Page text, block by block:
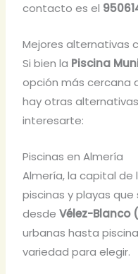
contacto es el
Mejores alternativas
Si bien la Piscina
opción más cercana
hay otras
interesarte:
Piscinas en Almería
Almería, la capital de
piscinas y playas
desdeVélez-Blanco
urbanas hasta
variedad para elegir.